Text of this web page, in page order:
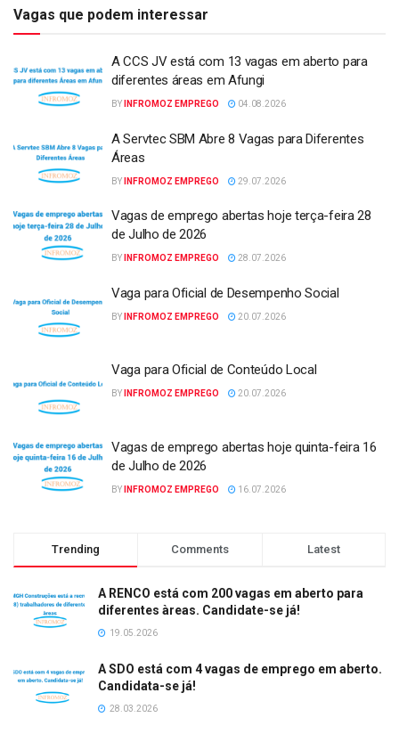
Vagas que podem interessar
A CCS JV está com 13 vagas em aberto para
diferentes áreas em Afungi
BY INFROMOZ EMPREGO 04.08.2026
A Servtec SBM Abre 8 Vagas para Diferentes
Áreas
BY INFROMOZ EMPREGO 29.07.2026
Vagas de emprego abertas hoje terça-feira 28
de Julho de 2026
BY INFROMOZ EMPREGO 28.07.2026
Vaga para Oficial de Desempenho Social
BY INFROMOZ EMPREGO 20.07.2026
Vaga para Oficial de Conteúdo Local
BY INFROMOZ EMPREGO 20.07.2026
Vagas de emprego abertas hoje quinta-feira 16
de Julho de 2026
BY INFROMOZ EMPREGO 16.07.2026
Trending Comments Latest
A RENCO está com 200 vagas em aberto para
diferentes àreas. Candidate-se já!
19.05.2026
A SDO está com 4 vagas de emprego em aberto.
Candidata-se já!
28.03.2026